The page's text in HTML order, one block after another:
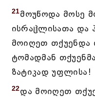
21მოუწოდა მოსე
ისრაჱლისათა და
მოიღეთ თქუენდა
ტომადმან
ზატიკად უფლისა!
22და მოიღეთ